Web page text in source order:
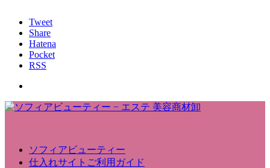
Tweet
Share
Hatena
Pocket
RSS
ソフィアビューティー
仕入れサイトご利用ガイド